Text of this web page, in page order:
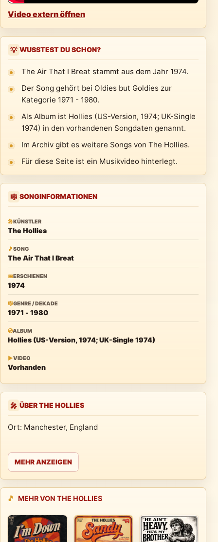
Video extern öffnen
💡 WUSSTEST DU SCHON?
The Air That I Breat stammt aus dem Jahr 1974.
Der Song gehört bei Oldies but Goldies zur
Kategorie 1971 - 1980.
Als Album ist Hollies (US-Version, 1974; UK-Single
1974) in den vorhandenen Songdaten genannt.
Im Archiv gibt es weitere Songs von The Hollies.
Für diese Seite ist ein Musikvideo hinterlegt.
🎼 SONGINFORMATIONEN
🎤KÜNSTLER
The Hollies
🎵SONG
The Air That I Breat
📅ERSCHIENEN
1974
🎼GENRE / DEKADE
1971 - 1980
💿ALBUM
Hollies (US-Version, 1974; UK-Single 1974)
▶VIDEO
Vorhanden
🎤 ÜBER THE HOLLIES
Ort: Manchester, England
MEHR ANZEIGEN
🎵 MEHR VON THE HOLLIES